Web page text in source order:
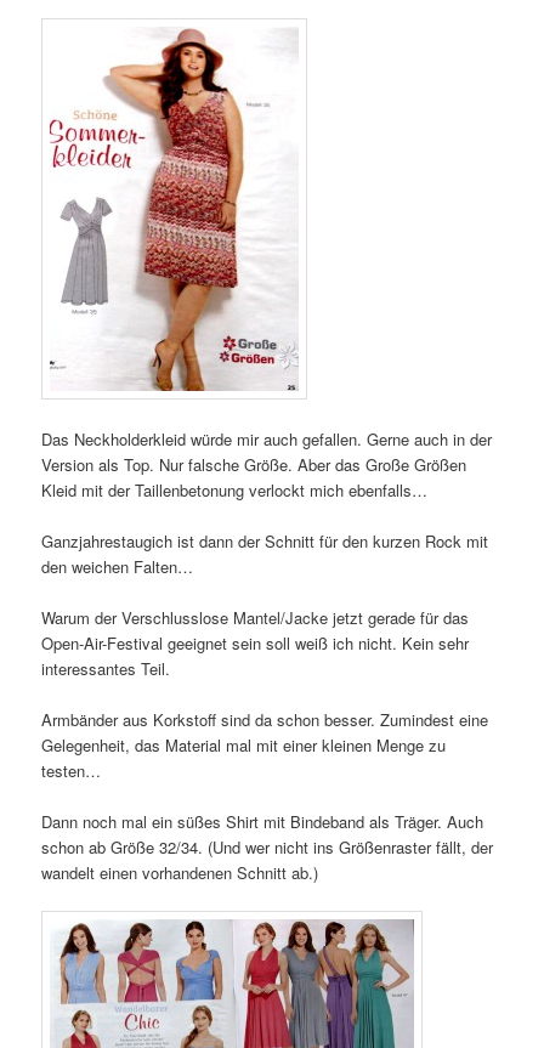
Das Neckholderkleid würde mir auch gefallen. Gerne auch in der
Version als Top. Nur falsche Größe. Aber das Große Größen
Kleid mit der Taillenbetonung verlockt mich ebenfalls…
Ganzjahrestaugich ist dann der Schnitt für den kurzen Rock mit
den weichen Falten…
Warum der Verschlusslose Mantel/Jacke jetzt gerade für das
Open-Air-Festival geeignet sein soll weiß ich nicht. Kein sehr
interessantes Teil.
Armbänder aus Korkstoff sind da schon besser. Zumindest eine
Gelegenheit, das Material mal mit einer kleinen Menge zu
testen…
Dann noch mal ein süßes Shirt mit Bindeband als Träger. Auch
schon ab Größe 32/34. (Und wer nicht ins Größenraster fällt, der
wandelt einen vorhandenen Schnitt ab.)